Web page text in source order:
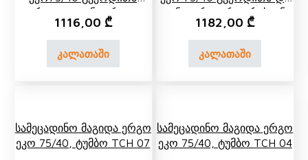
Თაროთი, Უკანა Ერთ Და
Ორ Იარუსიანი Თაროთი
1116,00 ₾
კალათაში
Უკანა Ორი Ორ Იარუსიანი
Თაროთი
1182,00 ₾
კალათაში
Სამეცადინო Მაგიდა Ერგო
Ეკო 75/40, Ტუმბო TCH 07
Სამეცადინო Მაგიდა Ერგო
Ეკო 75/40, Ტუმბო TCH 04